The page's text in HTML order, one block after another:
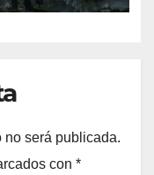
no será publicada.
con *